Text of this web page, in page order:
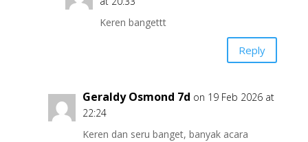
Keren bangettt
Reply
Geraldy Osmond 7d on 19 Feb 2026 at
22:24
Keren dan seru banget, banyak acara